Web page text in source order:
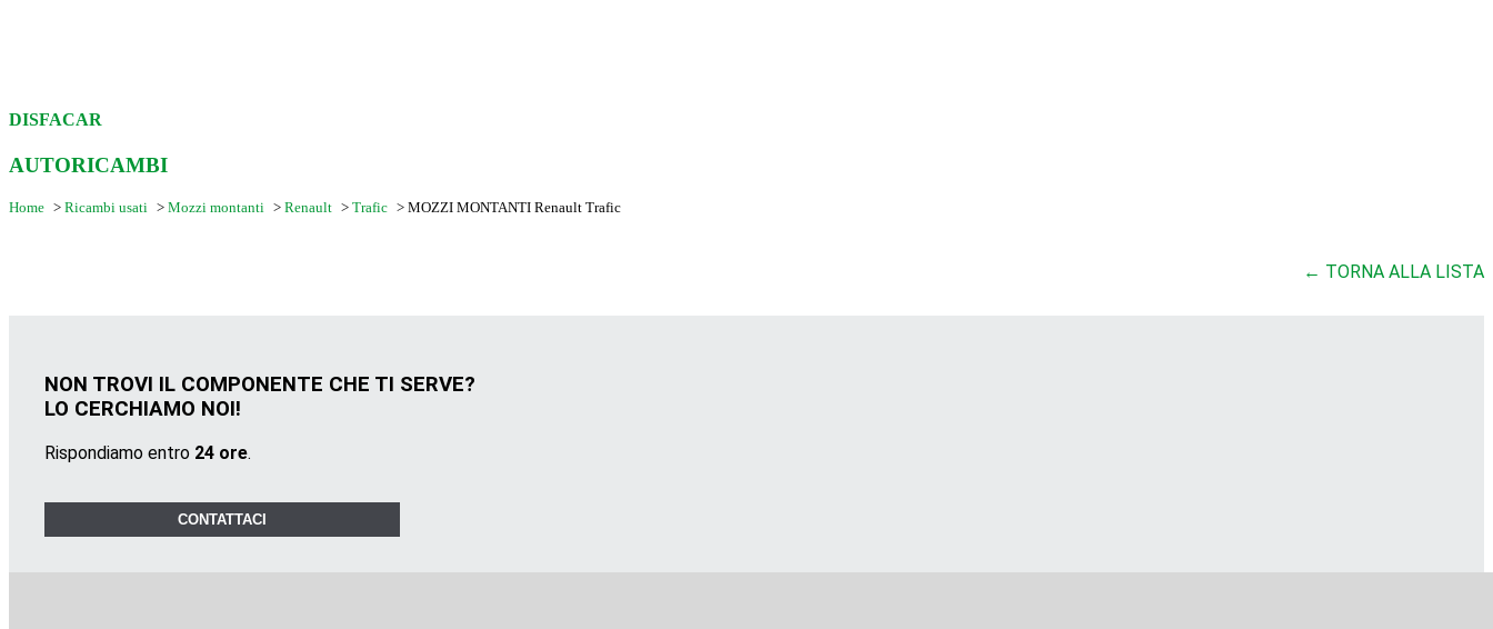
DISFACAR
AUTORICAMBI
Home > Ricambi usati > Mozzi montanti > Renault > Trafic > MOZZI MONTANTI Renault Trafic
← TORNA ALLA LISTA
NON TROVI IL COMPONENTE CHE TI SERVE?
LO CERCHIAMO NOI!
Rispondiamo entro 24 ore.
CONTATTACI